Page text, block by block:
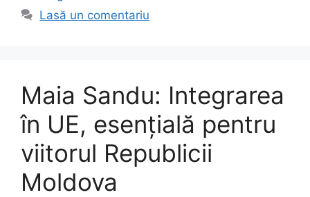
Lasă un comentariu
Maia Sandu: Integrarea
în UE, esențială pentru
viitorul Republicii
Moldova